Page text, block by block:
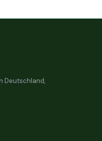
Deutschland,